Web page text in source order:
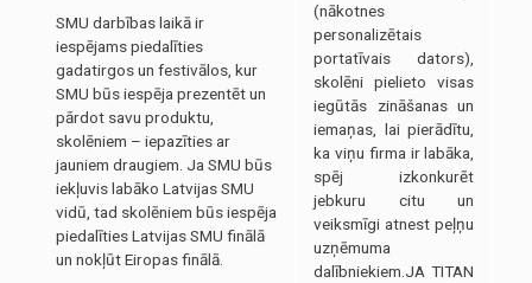
SMU darbības laikā ir
iespējams piedalīties
gadatirgos un festivālos, kur
SMU būs iespēja prezentēt un
pārdot savu produktu,
skolēniem – iepazīties ar
jauniem draugiem. Ja SMU būs
iekļuvis labāko Latvijas SMU
vidū, tad skolēniem būs iespēja
piedalīties Latvijas SMU finālā
un nokļūt Eiropas finālā.
(nākotnes
personalizētais
portatīvais dators),
skolēni pielieto visas
iegūtās zināšanas un
iemaņas, lai pierādītu,
ka viņu firma ir labāka,
spēj izkonkurēt
jebkuru citu un
veiksmīgi atnest peļņu
uzņēmuma
dalībniekiem.JA TITAN